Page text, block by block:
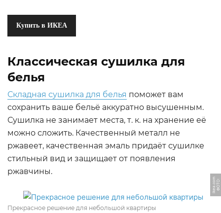
Купить в ИКЕА
Классическая сушилка для
белья
Складная сушилка для белья поможет вам
сохранить ваше бельё аккуратно высушенным.
Сушилка не занимает места, т. к. на хранение её
можно сложить. Качественный металл не
ржавеет, качественная эмаль придаёт сушилке
стильный вид и защищает от появления
ржавчины.
Ф
О
Т
О:
i
k
e
a.
c
o
m
Прекрасное решение для небольшой квартиры